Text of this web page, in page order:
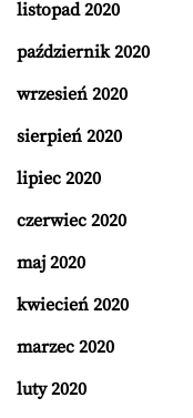
listopad 2020
październik 2020
wrzesień 2020
sierpień 2020
lipiec 2020
czerwiec 2020
maj 2020
kwiecień 2020
marzec 2020
luty 2020